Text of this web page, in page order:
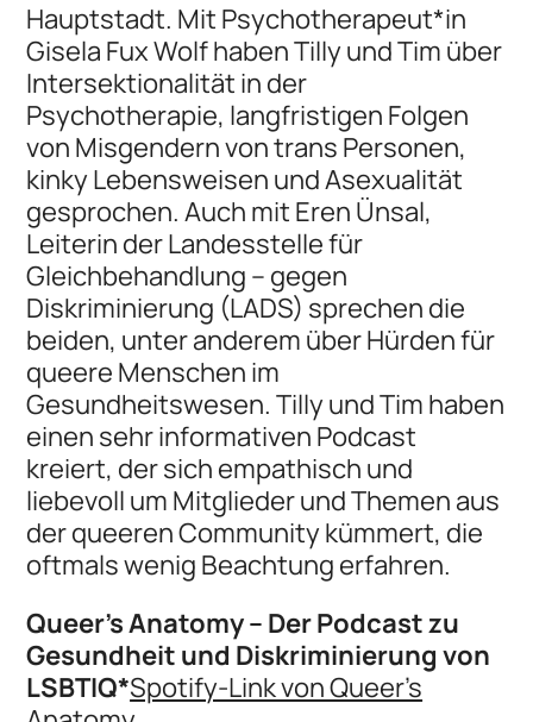
Hauptstadt. Mit Psychotherapeut*in
Gisela Fux Wolf haben Tilly und Tim über
Intersektionalität in der
Psychotherapie, langfristigen Folgen
von Misgendern von trans Personen,
kinky Lebensweisen und Asexualität
gesprochen. Auch mit Eren Ünsal,
Leiterin der Landesstelle für
Gleichbehandlung – gegen
Diskriminierung (LADS) sprechen die
beiden, unter anderem über Hürden für
queere Menschen im
Gesundheitswesen. Tilly und Tim haben
einen sehr informativen Podcast
kreiert, der sich empathisch und
liebevoll um Mitglieder und Themen aus
der queeren Community kümmert, die
oftmals wenig Beachtung erfahren.
Queer’s Anatomy – Der Podcast zu
Gesundheit und Diskriminierung von
LSBTIQ*Spotify-Link von Queer’s